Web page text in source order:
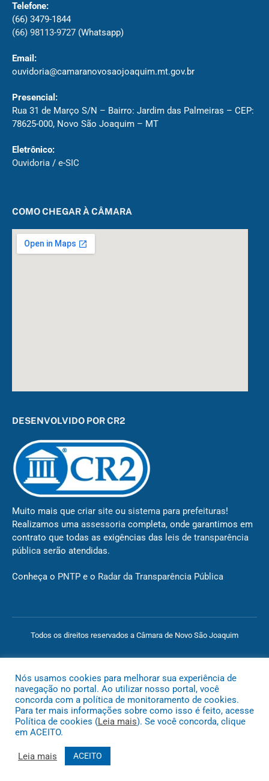
Telefone:
(66) 3479-1844
(66) 98113-9727 (Whatsapp)
Email:
ouvidoria@camaranovosaojoaquim.mt.gov.br
Presencial:
Rua 31 de Março S/N – Bairro: Jardim das Palmeiras – CEP:
78625-000, Novo São Joaquim – MT
Eletrônico:
Ouvidoria / e-SIC
COMO CHEGAR À CÂMARA
DESENVOLVIDO POR CR2
Muito mais que criar site ou sistema para prefeituras!
Realizamos uma assessoria completa, onde garantimos em
contrato que todas as exigências das leis de transparência
pública serão atendidas.
Conheça o PNTP e o Radar da Transparência Pública
Todos os direitos reservados a Câmara de Novo São Joaquim
Nós usamos cookies para melhorar sua experiência de
navegação no portal. Ao utilizar nosso portal, você
concorda com a política de monitoramento de cookies.
Para ter mais informações sobre como isso é feito, acesse
Política de cookies (Leia mais). Se você concorda, clique
em ACEITO.
Leia mais ACEITO